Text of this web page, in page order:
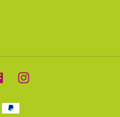
FacebookInstagram
Moyens
de